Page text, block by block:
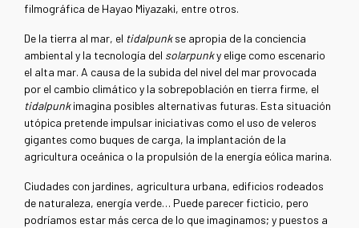
filmográfica de Hayao Miyazaki, entre otros.
De la tierra al mar, el tidalpunkse apropia de la conciencia
ambiental y la tecnología del solarpunky elige como escenario
el alta mar. A causa de la subida del nivel del mar provocada
por el cambio climático y la sobrepoblación en tierra firme, el
tidalpunkimagina posibles alternativas futuras. Esta situación
utópica pretende impulsar iniciativas como el uso de veleros
gigantes como buques de carga, la implantación de la
agricultura oceánica o la propulsión de la energía eólica marina.
Ciudades con jardines, agricultura urbana, edificios rodeados
de naturaleza, energía verde… Puede parecer ficticio, pero
podríamos estar más cerca de lo que imaginamos; y puestos a